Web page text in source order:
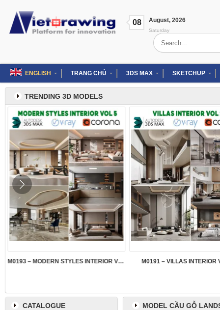
content
08 August, 2026
Saturday
Search
for:
ENGLISH TRANG CHỦ 3DS MAX SKETCHUP
TRENDING 3D MODELS
M0193 – MODERN STYLES INTERIOR VOL.5 M0191 – VILLAS INTERIOR
MODEL CẦU GỖ
CATALOGUE